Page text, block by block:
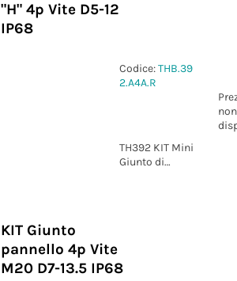
"H" 4p Vite D5-12
IP68
Codice:THB.39
2.A4A.R
non
TH392 KIT Mini
Giunto di
KIT Giunto
pannello 4p Vite
M20 D7-13.5 IP68